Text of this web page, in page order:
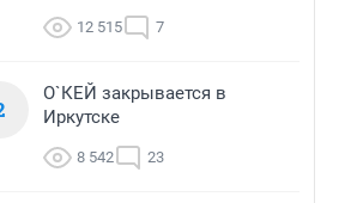
12 515 7
О`КЕЙ закрывается в
Иркутске
8 542 23